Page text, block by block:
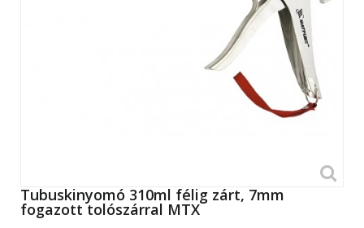
Tubuskinyomó 310ml félig zárt, 7mm
fogazott tolószárral MTX